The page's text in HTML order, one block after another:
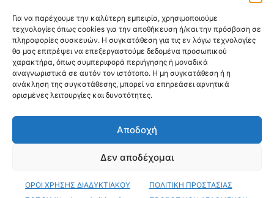
Για να παρέχουμε την καλύτερη εμπειρία, χρησιμοποιούμε
τεχνολογίες όπως cookies για την αποθήκευση ή/και την πρόσβαση σε
πληροφορίες συσκευών. Η συγκατάθεση για τις εν λόγω τεχνολογίες
θα μας επιτρέψει να επεξεργαστούμε δεδομένα προσωπικού
χαρακτήρα, όπως συμπεριφορά περιήγησης ή μοναδικά
αναγνωριστικά σε αυτόν τον ιστότοπο. Η μη συγκατάθεση ή η
ανάκληση της συγκατάθεσης, μπορεί να επηρεάσει αρνητικά
ορισμένες λειτουργίες και δυνατότητες.
Αποδοχή
Δεν αποδέχομαι
ΟΡΟΙ ΧΡΗΣΗΣ ΔΙΑΔΥΚΤΙΑΚΟΥ
ΠΟΛΙΤΙΚΗ ΠΡΟΣΤΑΣΙΑΣ
ΑΚΟΛΟΥΘΗΣΕ ΜΑΣ
Videos Όροι Χρήσης
© Copyright 2026 ΝΕΟΛΟΓΟΣ ΑΤΤΙΚΗΣ • All Rights Reserved •